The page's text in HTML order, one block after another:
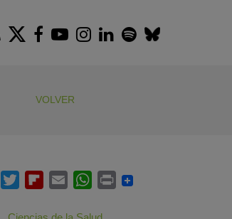
RSS Twitter
Facebook
Youtube
Instagram
LinkedIn
Spotify
Bluesky
VOLVER